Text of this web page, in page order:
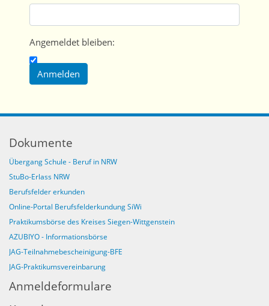
Angemeldet bleiben:
Dokumente
Übergang Schule - Beruf in NRW
StuBo-Erlass NRW
Berufsfelder erkunden
Online-Portal Berufsfelderkundung SiWi
Praktikumsbörse des Kreises Siegen-Wittgenstein
AZUBIYO - Informationsbörse
JAG-Teilnahmebescheinigung-BFE
JAG-Praktikumsvereinbarung
Anmeldeformulare